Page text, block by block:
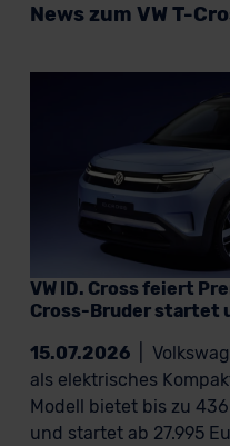
News zum VW T-
VW ID. Cross feiert
Cross-Bruder startet
15.07.2026
als elektrisches
Modell bietet bis zu
und startet ab 27.995